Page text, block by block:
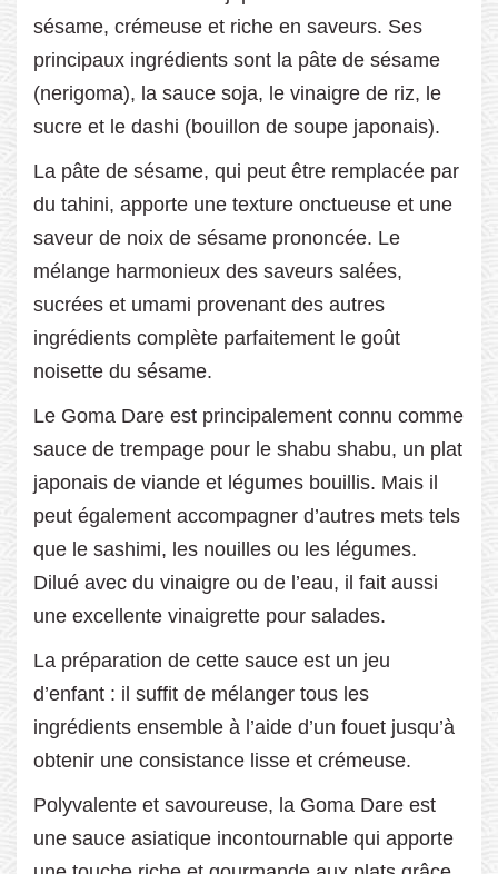
sésame, crémeuse et riche en saveurs. Ses
principaux ingrédients sont la pâte de sésame
(nerigoma), la sauce soja, le vinaigre de riz, le
sucre et le dashi (bouillon de soupe japonais).
La pâte de sésame, qui peut être remplacée par
du tahini, apporte une texture onctueuse et une
saveur de noix de sésame prononcée. Le
mélange harmonieux des saveurs salées,
sucrées et umami provenant des autres
ingrédients complète parfaitement le goût
noisette du sésame.
Le Goma Dare est principalement connu comme
sauce de trempage pour le shabu shabu, un plat
japonais de viande et légumes bouillis. Mais il
peut également accompagner d’autres mets tels
que le sashimi, les nouilles ou les légumes.
Dilué avec du vinaigre ou de l’eau, il fait aussi
une excellente vinaigrette pour salades.
La préparation de cette sauce est un jeu
d’enfant : il suffit de mélanger tous les
ingrédients ensemble à l’aide d’un fouet jusqu’à
obtenir une consistance lisse et crémeuse.
Polyvalente et savoureuse, la Goma Dare est
une sauce asiatique incontournable qui apporte